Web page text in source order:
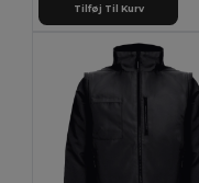
Tilføj Til Kurv